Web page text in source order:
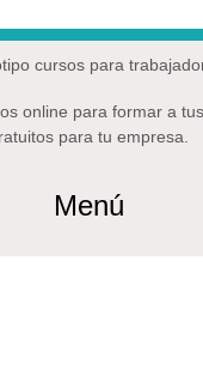
online para formar a
para tu empresa.
Menú